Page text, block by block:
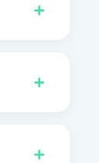
+
+
+